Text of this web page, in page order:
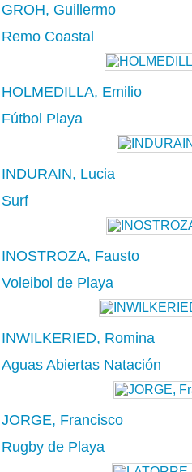
GROH, Guillermo
Remo Coastal
HOLMEDILLA, Emilio
Fútbol Playa
INDURAIN, Lucia
Surf
INOSTROZA, Fausto
Voleibol de Playa
INWILKERIED, Romina
Aguas Abiertas Natación
JORGE, Francisco
Rugby de Playa